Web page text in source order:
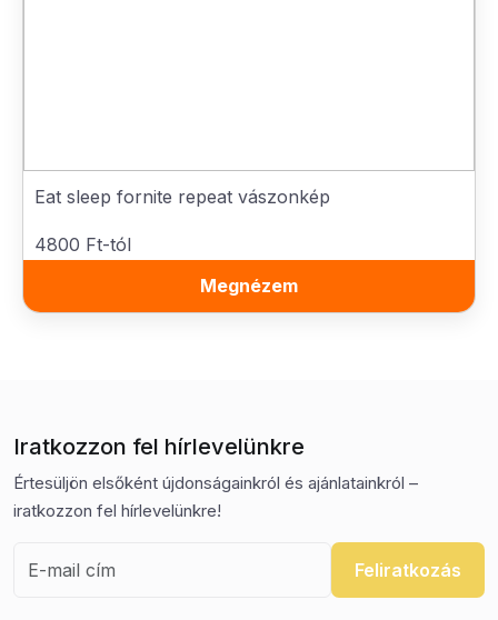
Eat sleep fornite repeat vászonkép
4800 Ft-tól
Megnézem
Iratkozzon fel hírlevelünkre
Értesüljön elsőként újdonságainkról és ajánlatainkról –
iratkozzon fel hírlevelünkre!
Feliratkozás